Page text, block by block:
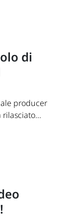
di
producer
rilasciato...